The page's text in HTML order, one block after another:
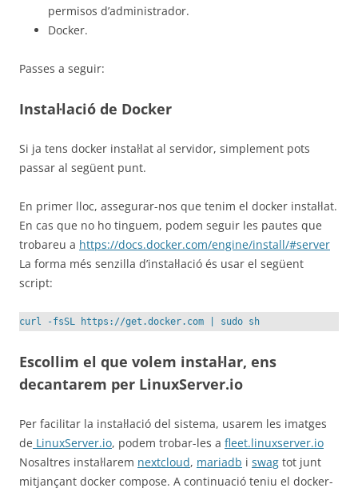
permisos d’administrador.
Docker.
Passes a seguir:
Instal·lació de Docker
Si ja tens docker instal·lat al servidor, simplement pots
passar al següent punt.
En primer lloc, assegurar-nos que tenim el docker instal·lat.
En cas que no ho tinguem, podem seguir les pautes que
trobareu a https://docs.docker.com/engine/install/#server
La forma més senzilla d’instal·lació és usar el següent
script:
curl -fsSL https://get.docker.com | sudo sh
Escollim el que volem instal·lar, ens
decantarem per LinuxServer.io
Per facilitar la instal·lació del sistema, usarem les imatges
de LinuxServer.io, podem trobar-les a fleet.linuxserver.io
Nosaltres instal·larem nextcloud, mariadb i swag tot junt
mitjançant docker compose. A continuació teniu el docker-